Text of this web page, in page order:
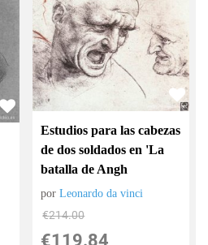
Estudios para las cabezas
de dos soldados en 'La
batalla de Angh
porLeonardo da vinci
€214.00
€119.84